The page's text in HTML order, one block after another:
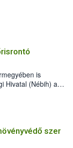
is
Hivatal (Nébih) a
jelenlétét. A
de már fertőzött
a szlovák
érdekében.
szer